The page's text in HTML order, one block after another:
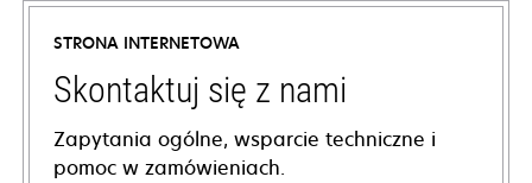
STRONA INTERNETOWA
Skontaktuj się z nami
Zapytania ogólne, wsparcie techniczne i
pomoc w zamówieniach.